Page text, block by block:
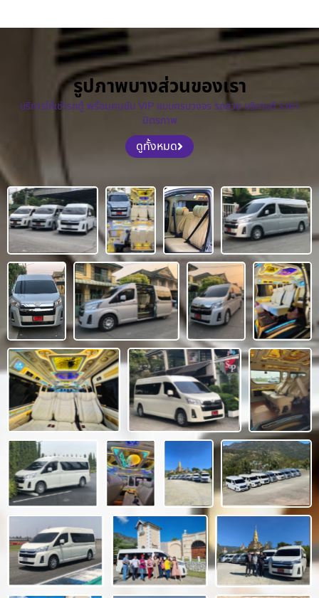
รูปภาพบางส่วนของเรา
บริการให้เช่ารถตู้ พร้อมคนขับ VIP แบบครบวงจร รถสวย บริการดี ราคา
มิตรภาพ
ดูทั้งหมด